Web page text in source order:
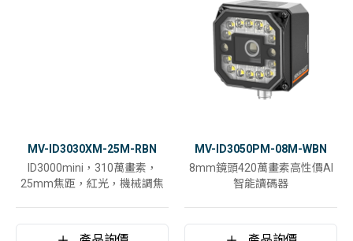
MV-ID3030XM-25M-RBN
ID3000mini，310萬畫素，
25mm焦距，紅光，機械調焦
MV-ID3050PM-08M-WBN
8mm鏡頭420萬畫素高性價AI
智能讀碼器